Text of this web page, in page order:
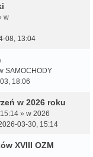
w
08, 13:04
SAMOCHODY
18:06
w 2026 roku
» w 2026
03-30, 15:14
XVIII OZM